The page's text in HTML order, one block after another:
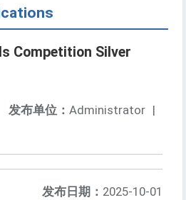
Competition Silver
发布单位： Administrator |
发布日期： 2025-10-01